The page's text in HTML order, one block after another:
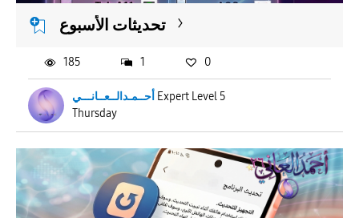
تحديثات الأسبوع
أحــمـدالــعــانـــي Expert Level 5
Thursday
185 1 0